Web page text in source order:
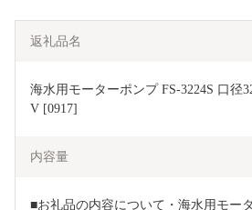
返礼品名
海水用モーターポンプ FS-3224S 口径
V [0917]
内容量
■お礼品の内容について・海水用モー